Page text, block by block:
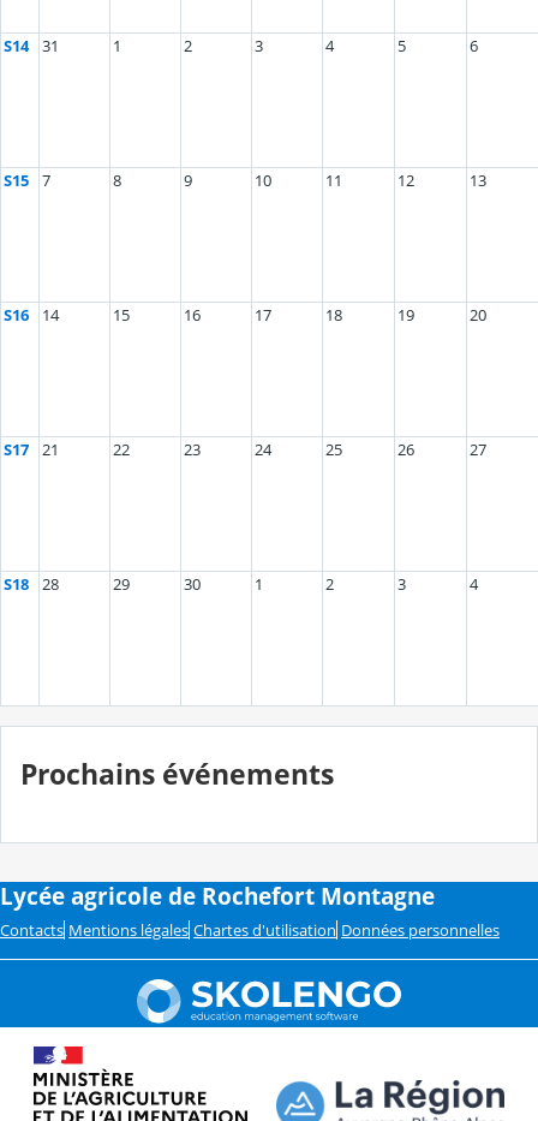
S14 31 1 2 3 4 5 6
S15 7 8 9 10 11 12 13
S16 14 15 16 17 18 19 20
S17 21 22 23 24 25 26 27
S18 28 29 30 1 2 3 4
Prochains événements
Lycée agricole de Rochefort Montagne
Contacts Mentions légales Chartes d'utilisation Données personnelles